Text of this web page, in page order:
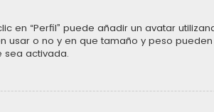
en “Perfil” puede añadir un avatar
usar o no y en que tamaño y peso
sea activada.